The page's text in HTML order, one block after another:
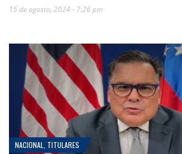
15 de agosto, 2024 - 7:26 pm
NACIONAL TITULARES